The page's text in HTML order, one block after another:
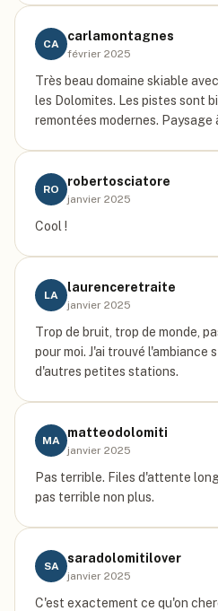
CA
carlamontagnes
février 2025
Très beau domaine skiable
les Dolomites. Les pistes sont
remontées modernes.
RO
robertosciatore
janvier 2025
Cool !
LA
laurenceretraite
janvier 2025
Trop de bruit, trop de monde,
pour moi. J'ai trouvé l'ambiance
d'autres petites stations.
MA
matteodolomiti
janvier 2025
Pas terrible. Files d'attente
pas terrible non plus.
SA
saradolomitilover
janvier 2025
C'est exactement ce qu'on